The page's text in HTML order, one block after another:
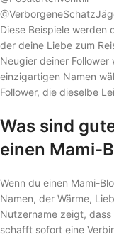
Diese Beispiele werden
der deine Liebe zum
Neugier deiner
einzigartigen Namen
Follower, die dieselbe
Was sind
einen Mami-
Wenn du einen Mami-
Namen, der Wärme,
Nutzername zeigt,
schafft sofort eine